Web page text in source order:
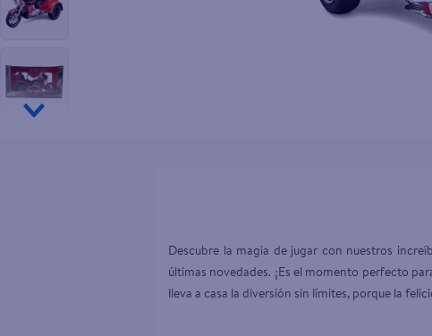
Descubre la magia de jugar con nuestros
últimas novedades. ¡Es el momento perfecto
lleva a casa la diversión sin límites, porque la
10. aceite